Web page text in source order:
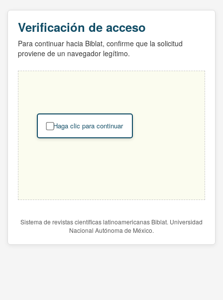
Verificación de acceso
Para continuar hacia Biblat, confirme que la solicitud
proviene de un navegador legítimo.
Haga clic para continuar
Sistema de revistas científicas latinoamericanas Biblat. Universidad
Nacional Autónoma de México.